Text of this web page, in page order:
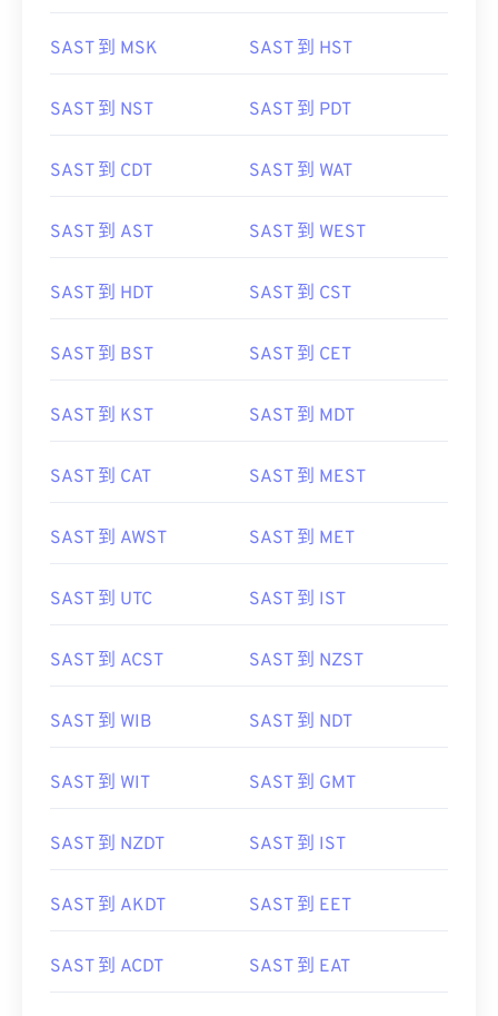
SAST 到 MSK SAST 到 HST
SAST 到 NST SAST 到 PDT
SAST 到 CDT SAST 到 WAT
SAST 到 AST SAST 到 WEST
SAST 到 HDT SAST 到 CST
SAST 到 BST SAST 到 CET
SAST 到 KST SAST 到 MDT
SAST 到 CAT SAST 到 MEST
SAST 到 AWST SAST 到 MET
SAST 到 UTC SAST 到 IST
SAST 到 ACST SAST 到 NZST
SAST 到 WIB SAST 到 NDT
SAST 到 WIT SAST 到 GMT
SAST 到 NZDT SAST 到 IST
SAST 到 AKDT SAST 到 EET
SAST 到 ACDT SAST 到 EAT